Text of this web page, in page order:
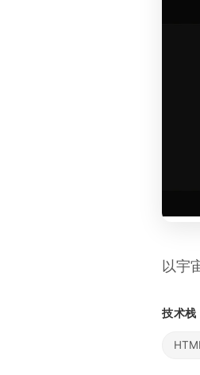
以宇
技术栈